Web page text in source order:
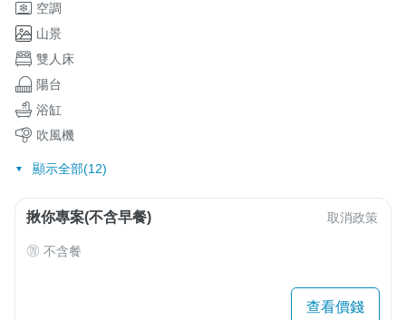
空調
山景
雙人床
陽台
浴缸
吹風機
顯示全部(12)
揪你專案(不含早餐) 取消政策
不含餐
查看價錢